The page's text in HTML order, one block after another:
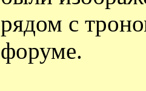
рядом с
форуме.